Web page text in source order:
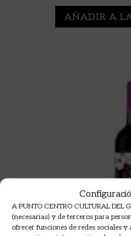
A PUNTO CENTRO CULTURAL DEL
(necesarias) y de terceros para
ofrecer funciones de redes sociales
AÑADIR A